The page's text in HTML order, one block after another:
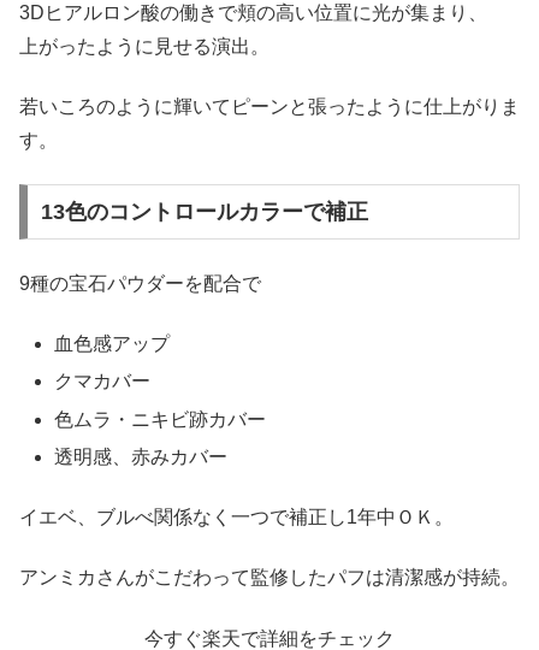
3Dヒアルロン酸の働きで頬の高い位置に光が集まり、
上がったように見せる演出。
若いころのように輝いてピーンと張ったように仕上がりま
す。
13色のコントロールカラーで補正
9種の宝石パウダーを配合で
血色感アップ
クマカバー
色ムラ・ニキビ跡カバー
透明感、赤みカバー
イエベ、ブルべ関係なく一つで補正し1年中ＯＫ。
アンミカさんがこだわって監修したパフは清潔感が持続。
今すぐ楽天で詳細をチェック